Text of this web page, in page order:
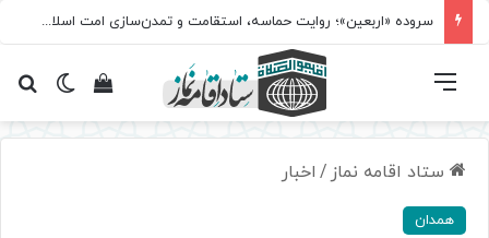
سروده‌ «اربعین»؛ روایت حماسه، استقامت و تمدن‌سازی امت اسلامی
تغییرمشاهده فهرست
ستاد اقامه نماز / اخبار
همدان